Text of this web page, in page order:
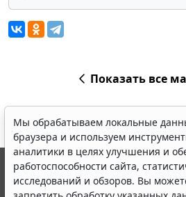
Показать все
Мы обрабатываем локальные
браузера и используем
аналитики в целях улучшения и
работоспособности сайта,
исследований и обзоров. Вы
© ООО "НПП "ГАРАНТ-СЕРВИС",
выпускается с 1990 года.